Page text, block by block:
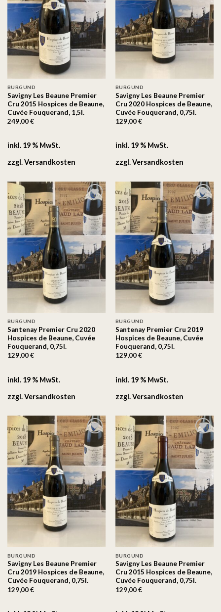
BURGUND
Savigny Les Beaune Premier
Cru 2015 Hospices de Beaune,
Cuvée Fouquerand, 1,5l.
249,00€
inkl. 19 % MwSt.
zzgl.Versandkosten
BURGUND
Savigny Les Beaune Premier
Cru 2020 Hospices de Beaune,
Cuvée Fouquerand, 0,75l.
129,00€
inkl. 19 % MwSt.
zzgl.Versandkosten
Auf
die
Wunschliste
BURGUND
Santenay Premier Cru 2020
Hospices de Beaune, Cuvée
Fouquerand, 0,75l.
129,00€
inkl. 19 % MwSt.
zzgl.Versandkosten
Auf
die
Wunschliste
BURGUND
Santenay Premier Cru 2019
Hospices de Beaune, Cuvée
Fouquerand, 0,75l.
129,00€
inkl. 19 % MwSt.
zzgl.Versandkosten
Auf
die
Wunschliste
BURGUND
Savigny Les Beaune Premier
Cru 2019 Hospices de Beaune,
Cuvée Fouquerand, 0,75l.
129,00€
Auf
die
Wunschliste
BURGUND
Savigny Les Beaune Premier
Cru 2015 Hospices de Beaune,
Cuvée Fouquerand, 0,75l.
129,00€